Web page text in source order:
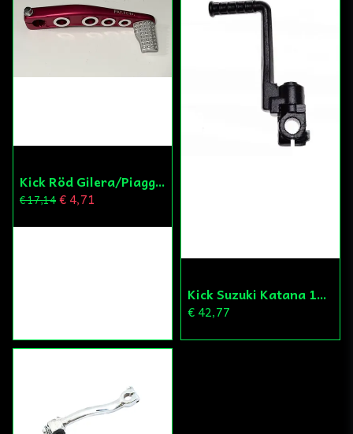
Kick Röd Gilera/Piaggio
€ 17,14€ 4,71
Kick Suzuki Katana 13mm
€ 42,77